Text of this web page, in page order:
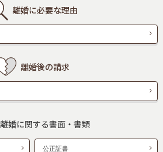
離婚に必要な理由
離婚後の請求
離婚に関する書面・書類
公正証書